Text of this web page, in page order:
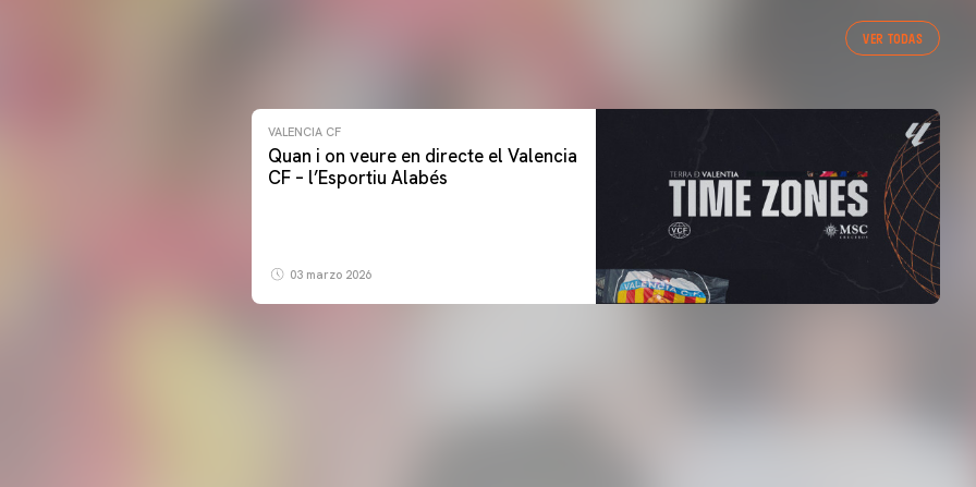
VER TODAS
VALENCIA CF
Quan i on veure en directe el Valencia
CF – l’Esportiu Alabés
03 marzo 2026